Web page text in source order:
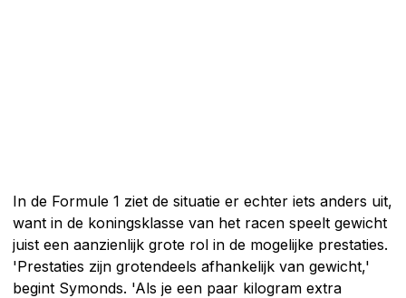
In de Formule 1 ziet de situatie er echter iets anders uit,
want in de koningsklasse van het racen speelt gewicht
juist een aanzienlijk grote rol in de mogelijke prestaties.
'Prestaties zijn grotendeels afhankelijk van gewicht,'
begint Symonds. 'Als je een paar kilogram extra